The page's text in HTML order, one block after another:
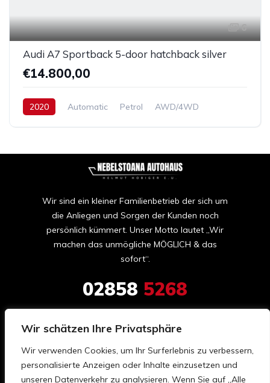
Wir schätzen Ihre Privatsphäre
Wir verwenden Cookies, um Ihr Surferlebnis zu verbessern,
personalisierte Anzeigen oder Inhalte einzusetzen und
unseren Datenverkehr zu analysieren. Wenn Sie auf „Alle
6
Audi A7 Sportback 5-door hatchback silver
€14.800,00
2020 Automatic Petrol AWD/4WD
Wir sind ein kleiner Familienbetrieb der sich um
die Anliegen und Sorgen der Kunden noch
persönlich kümmert. Unser Motto lautet „Wir
machen das unmögliche MÖGLICH & das
sofort“.
02858 5268
Wultschau 42
3970 Moorbad Harbach
Österreich